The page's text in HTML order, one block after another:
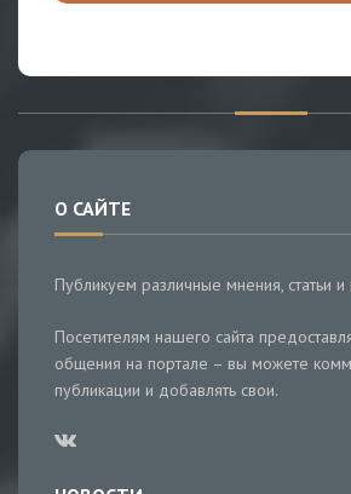
О САЙТЕ
Публикуем различные мнения, статьи
Посетителям нашего сайта
общения на портале – вы можете
публикации и добавлять свои.